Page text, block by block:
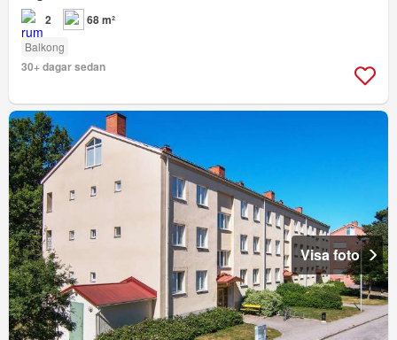
2 68 m²
Balkong
30+ dagar sedan
Visa foto